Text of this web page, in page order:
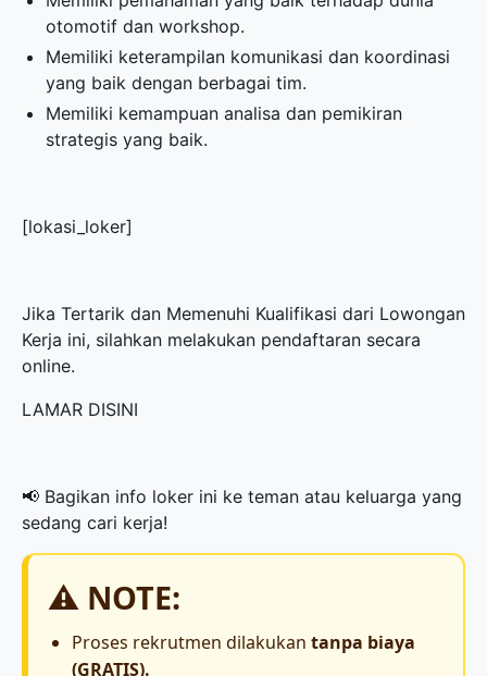
otomotif dan workshop.
Memiliki keterampilan komunikasi dan koordinasi
yang baik dengan berbagai tim.
Memiliki kemampuan analisa dan pemikiran
strategis yang baik.
[lokasi_loker]
Jika Tertarik dan Memenuhi Kualifikasi dari Lowongan
Kerja ini, silahkan melakukan pendaftaran secara
online.
LAMAR DISINI
📢 Bagikan info loker ini ke teman atau keluarga yang
sedang cari kerja!
⚠️ NOTE:
Proses rekrutmen dilakukantanpa biaya
(GRATIS).